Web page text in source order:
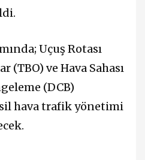
Uçuş Rotası
(TBO) ve Hava Sahası
(DCB)
hava trafik yönetimi